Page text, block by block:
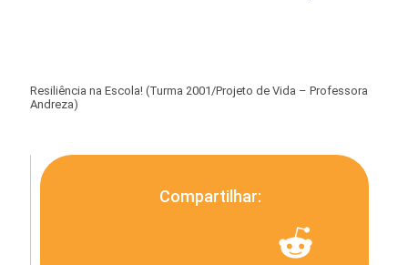
Resiliência na Escola! (Turma 2001/Projeto de Vida – Professora
Andreza)
Compartilhar: